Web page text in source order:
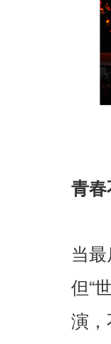
青春
当
但“
演，